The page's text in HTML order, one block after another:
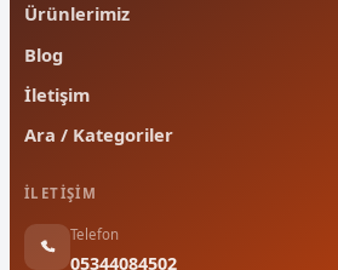
Ürünlerimiz
Blog
İletişim
Ara / Kategoriler
İLETIŞIM
Telefon
05344084502